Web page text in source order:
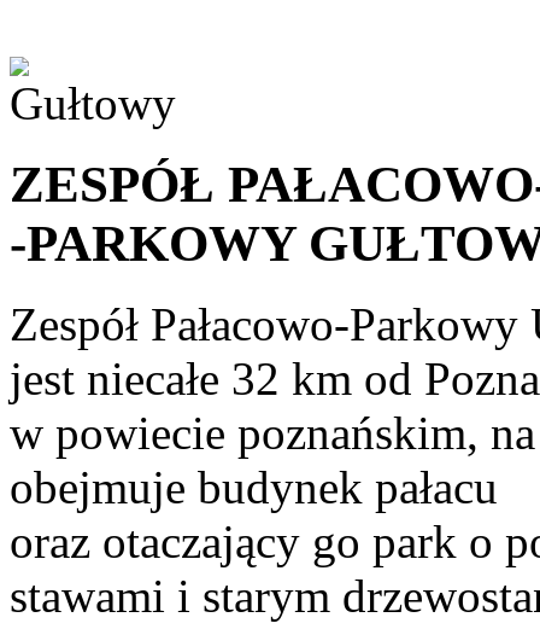
ZESPÓŁ
-PARKOWY
Zespół Pałacowo-
jest niecałe 32 km od
w powiecie poznańskim,
obejmuje budynek pałacu
oraz otaczający go park o
stawami i starym